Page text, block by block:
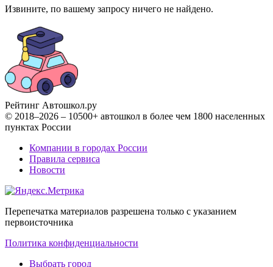
Извините, по вашему запросу ничего не найдено.
Рейтинг Автошкол.ру
© 2018–2026 – 10500+ автошкол в более чем 1800 населенных
пунктах России
Компании в городах России
Правила сервиса
Новости
Перепечатка материалов разрешена только с указанием
первоисточника
Политика конфиденциальности
Выбрать город